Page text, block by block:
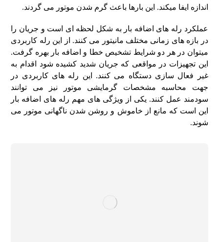
اندازه ایفا میکند. این بارها باعث گرم شدن موتور می گردند.
عملکرد رله های اضافه بار به شکل لحظه ای است و جریان را
در بازه های زمانی مختلف مانیتور می کنند. از این رله کاربردی
میتوان در هر دو شرایط تشخیص خطا و اضافه بار بهره گرفت.
این تجهیزات در مواقعی که جریان شدید کشیده شود اقدام به
غیر فعال سازی دستگاه می کنند. این رله های کاربردی در
جهت محاسبه مشخصات گرمایشی موتور نیز می توانند
سودمند عمل کنند. یکی از ویژگی های مهم رله های اضافه بار
این است که مانع از خاموش و روشن شدن ناگهانی موتور می
شوند.